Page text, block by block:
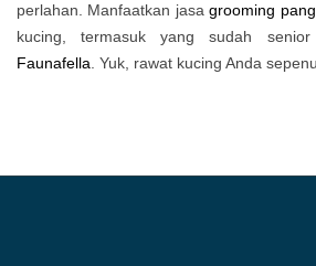
perlahan. Manfaatkan jasagrooming
kucing, termasuk yang sudah
Faunafella . Yuk, rawat kucing Anda